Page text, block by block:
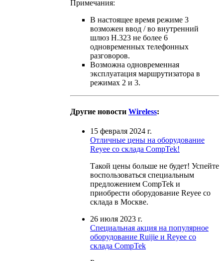
Примечания:
В настоящее время режиме 3
возможен ввод / во внутренний
шлюз H.323 не более 6
одновременных телефонных
разговоров.
Возможна одновременная
эксплуатация маршрутизатора в
режимах 2 и 3.
Другие новости Wireless:
15 февраля 2024 г.
Отличные цены на оборудование
Reyee со склада CompTek!
Такой цены больше не будет! Успейте
воспользоваться специальным
предложением CompTek и
приобрести оборудование Reyee со
склада в Москве.
26 июля 2023 г.
Специальная акция на популярное
оборудование Ruijie и Reyee со
склада CompTek